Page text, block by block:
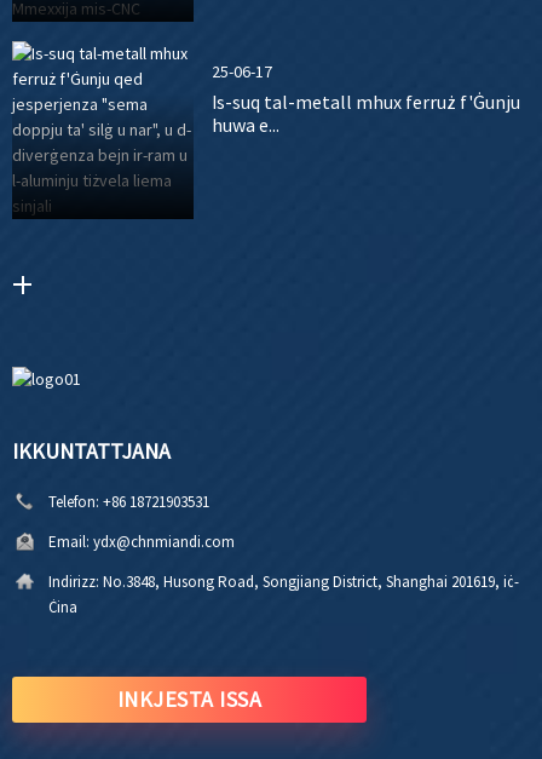
25-06-17
Is-suq tal-metall mhux ferruż f'Ġunju
huwa e...
IKKUNTATTJANA
Telefon: +86 18721903531
Email: ydx@chnmiandi.com
Indirizz: No.3848, Husong Road, Songjiang District, Shanghai 201619, iċ-
Ċina
INKJESTA ISSA